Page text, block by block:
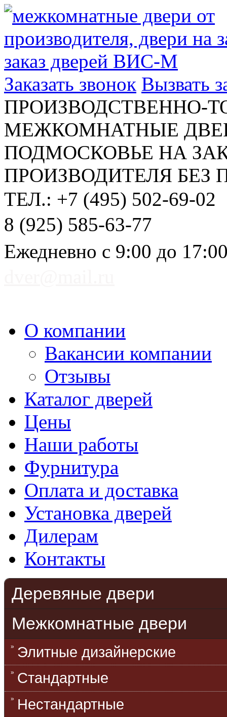
Заказать звонок Вызвать
ПРОИЗВОДСТВЕННО-
МЕЖКОМНАТНЫЕ
ПОДМОСКОВЬЕ НА
ПРОИЗВОДИТЕЛЯ БЕЗ
ТЕЛ.: +7 (495) 502-69-02
8 (925) 585-63-77
Ежедневно с 9:00 до
О компании
Вакансии компании
Отзывы
Каталог дверей
Цены
Наши работы
Фурнитура
Оплата и доставка
Установка дверей
Дилерам
Контакты
Деревяные двери
Межкомнатные двери
Элитные дизайнерские
Стандартные
Нестандартные